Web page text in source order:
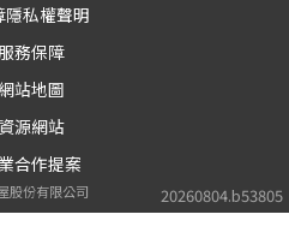
20260804.b53805
隱私權聲明
服務保障
網站地圖
資源網站
合作提案
股份有限公司